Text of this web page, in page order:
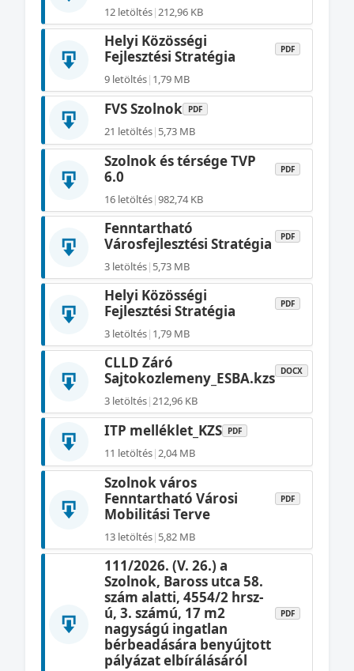
12 letöltés|212,96 KB
Helyi Közösségi
Fejlesztési Stratégia
PDF
9 letöltés| 1,79 MB
FVS Szolnok PDF
21 letöltés| 5,73 MB
Szolnok és térsége TVP
6.0
PDF
16 letöltés|982,74 KB
Fenntartható
Városfejlesztési Stratégia
PDF
3 letöltés| 5,73 MB
Helyi Közösségi
Fejlesztési Stratégia
PDF
3 letöltés| 1,79 MB
CLLD Záró
Sajtokozlemeny_ESBA.kzs DOCX
3 letöltés|212,96 KB
ITP melléklet_KZS PDF
11 letöltés|2,04 MB
Szolnok város
Fenntartható Városi
Mobilitási Terve
PDF
13 letöltés| 5,82 MB
111/2026. (V. 26.) a
Szolnok, Baross utca 58.
szám alatti, 4554/2 hrsz-
ú, 3. számú, 17 m2
nagyságú ingatlan
bérbeadására benyújtott
pályázat elbírálásáról
PDF